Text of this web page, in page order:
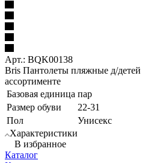
Арт.: BQK00138
Bris Пантолеты пляжные д/
ассортименте
Базовая единица пар
Размер обуви
22-31
Пол
Унисекс
Характеристики
В избранное
Каталог